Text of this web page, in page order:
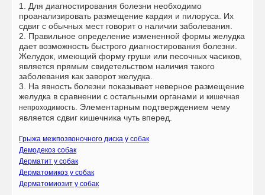
1. Для диагностирования болезни необходимо
проанализировать размещение кардия и пилоруса. Их
сдвиг с обычных мест говорит о наличии заболевания.
2. Правильное определение измененной формы желудка
дает возможность быстрого диагностирования болезни.
Желудок, имеющий форму груши или песочных часиков,
является прямым свидетельством наличия такого
заболевания как заворот желудка.
3. На явность болезни показывает неверное размещение
желудка в сравнении с остальными органами и кишечная
непроходимость . Элементарным подтверждением чему
является сдвиг кишечника чуть вперед.
Грыжа межпозвоночного диска у собак
Демодекоз собак
Дерматит у собак
Дерматомикоз у собак
Дерматомиозит у собак